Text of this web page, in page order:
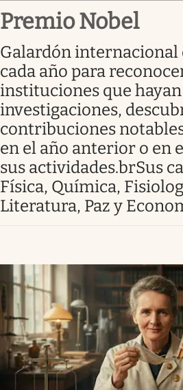
Mercados Online
Columnistas
Otras secciones
Apertura
Infotechnology
Clase
Clima
El Cronista Studio
Mediakit
abre en nueva pestaña
Argentina
Premio Nobel
Galardón internacional que se otorga
cada año para
instituciones que
investigaciones,
contribuciones
en el año anterior o en
sus actividades.brSus
Física, Química,
Literatura, Paz y